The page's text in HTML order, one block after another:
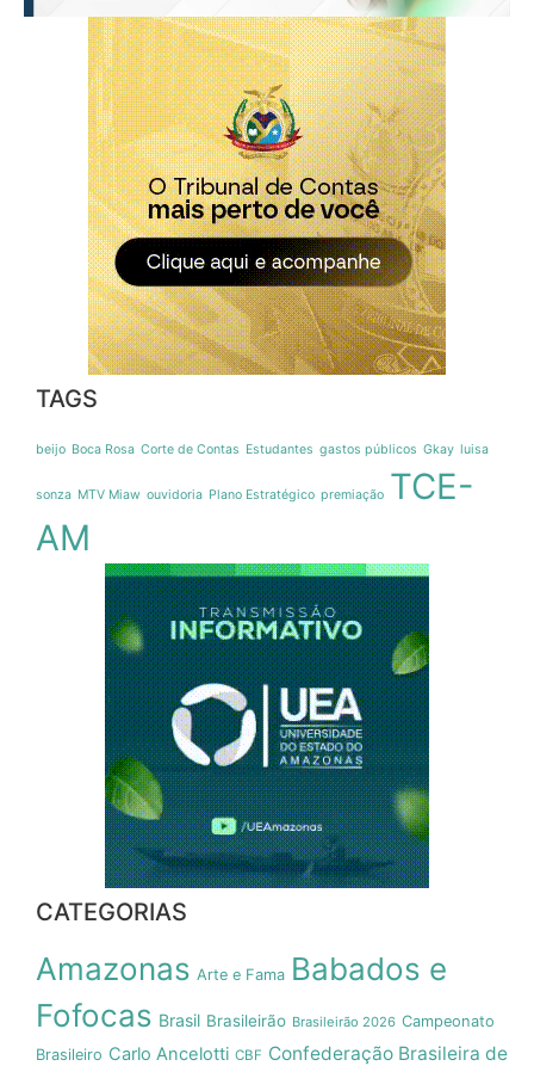
TAGS
beijo Boca Rosa Corte de Contas Estudantes gastos públicos Gkay luisa
sonza MTV Miaw ouvidoria Plano Estratégico premiação TCE-
AM
CATEGORIAS
Amazonas Arte e Fama Babados e
Fofocas Brasil Brasileirão Brasileirão 2026 Campeonato
Brasileiro Carlo Ancelotti CBF Confederação Brasileira de